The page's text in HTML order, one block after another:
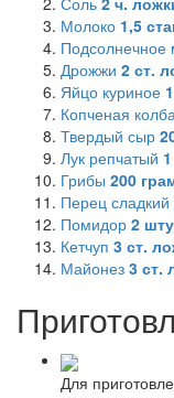
Молоко 1,5
Подсолнечное
Дрожжи 2 ст.
Яйцо куриное 1
Копченая
Твердый сыр
Лук репчатый 1
Грибы 200
Перец сладкий
Помидор 2
Кетчуп 3 ст.
Майонез 3 ст.
Для